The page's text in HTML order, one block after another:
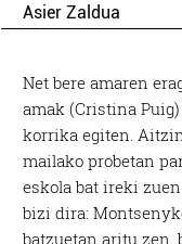
Asier Zaldua
Net bere amaren
amak (Cristina
korrika egiten.
mailako probetan
eskola bat ireki
bizi dira:
batzuetan aritu zen,